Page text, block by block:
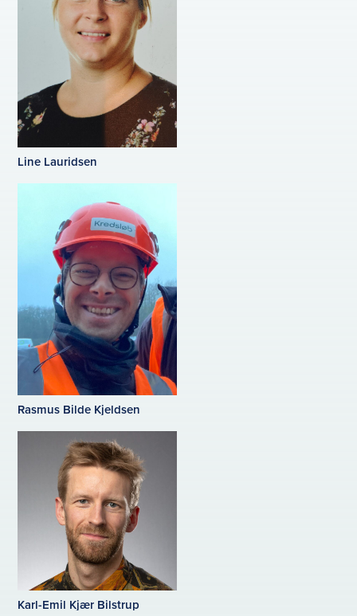
Line Lauridsen
Rasmus Bilde Kjeldsen
Karl-Emil Kjær Bilstrup